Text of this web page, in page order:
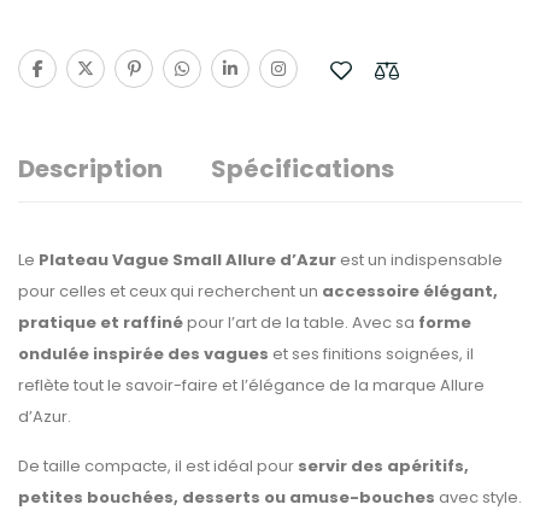
Description Spécifications
Le Plateau Vague Small Allure d’Azur est un indispensable
pour celles et ceux qui recherchent un accessoire élégant,
pratique et raffinépour l’art de la table. Avec sa forme
ondulée inspirée des vagues et ses finitions soignées, il
reflète tout le savoir-faire et l’élégance de la marque Allure
d’Azur.
De taille compacte, il est idéal pour servir des apéritifs,
petites bouchées, desserts ou amuse-bouches avec style.